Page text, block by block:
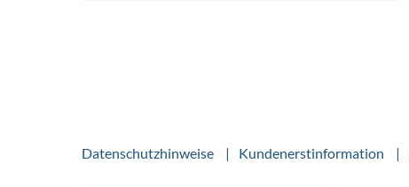
Datenschutzhinweise Kundenerstinformation